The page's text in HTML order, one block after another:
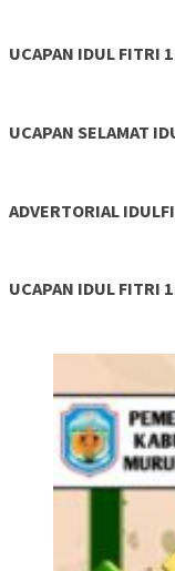
UCAPAN IDUL FITRI
UCAPAN SELAMAT
ADVERTORIAL
UCAPAN IDUL FITRI